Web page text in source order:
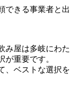
できる事業者と出
み屋は多岐にわた
が重要です。
、ベストな選択を